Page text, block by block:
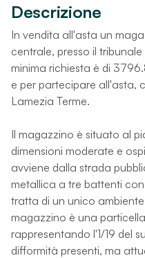
Descrizione
In vendita all'asta un
centrale, presso il
minima richiesta è di
e per partecipare all'asta,
Lamezia Terme.
Il magazzino è situato al
dimensioni moderate e
avviene dalla strada
metallica a tre battenti
tratta di un unico
magazzino è una
rappresentando l'1/19 del
difformità presenti, ma